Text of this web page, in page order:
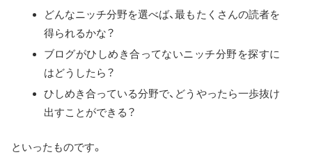
どんなニッチ分野を選べば、最もたくさんの読者を
得られるかな？
ブログがひしめき合ってないニッチ分野を探すに
はどうしたら？
ひしめき合っている分野で、どうやったら一歩抜け
出すことができる？
といったものです。